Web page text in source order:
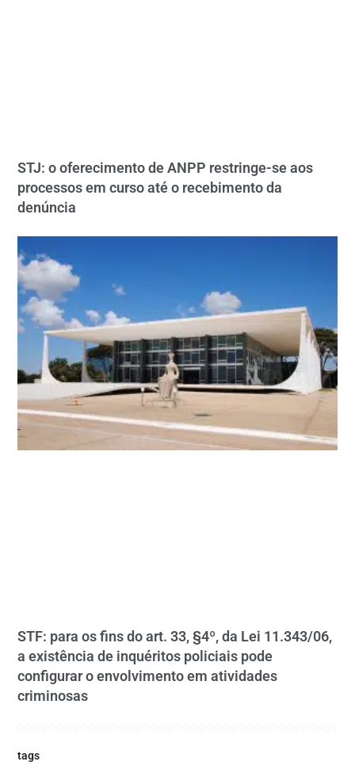
STJ: o oferecimento de ANPP restringe-se aos
processos em curso até o recebimento da
denúncia
STF: para os fins do art. 33, §4º, da Lei 11.343/06,
a existência de inquéritos policiais pode
configurar o envolvimento em atividades
criminosas
tags